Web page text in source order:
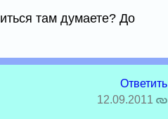
там думаете? До
Ответить
12.09.2011